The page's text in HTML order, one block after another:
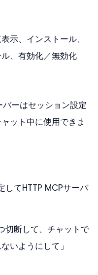
示、インストール、
、有効化／無効化
ーはセッション設定
ット中に使用できま
してHTTP MCPサーバ
切断して、チャットで
いようにして」